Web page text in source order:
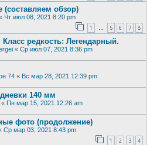
обзор)
Чт июл 08, 2021 8:20 pm
1 … 5 6 7 8
редкость: Легендарный.
« Ср июл 07, 2021 8:36 pm
74 « Вс мар 28, 2021 12:39 pm
140 мм
« Пн мар 15, 2021 12:26 am
фото (продолжение)
Ср мар 03, 2021 8:43 pm
1 2 3 4